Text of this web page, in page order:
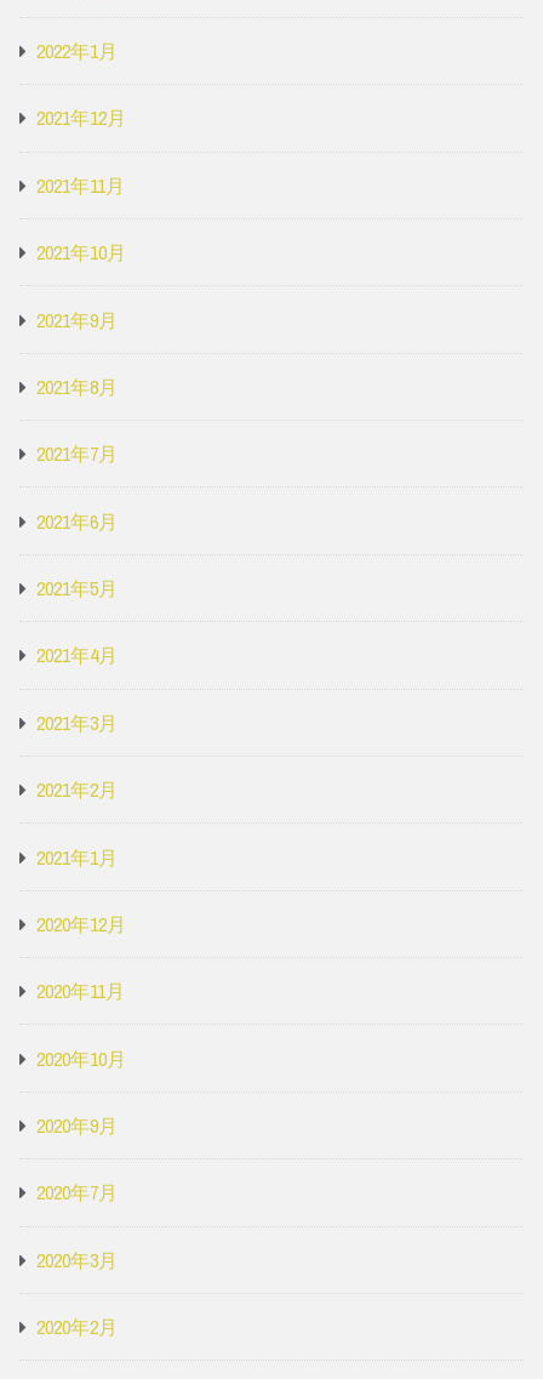
2022年1月
2021年12月
2021年11月
2021年10月
2021年9月
2021年8月
2021年7月
2021年6月
2021年5月
2021年4月
2021年3月
2021年2月
2021年1月
2020年12月
2020年11月
2020年10月
2020年9月
2020年7月
2020年3月
2020年2月